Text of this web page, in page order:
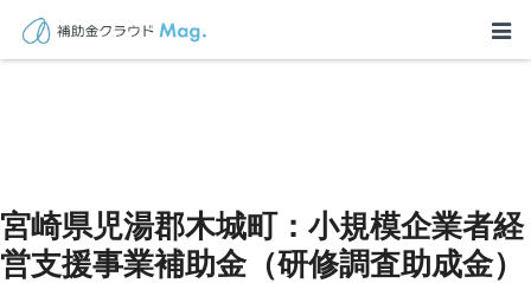
宮崎県児湯郡木城町：小規模企業者経
営支援事業補助金（研修調査助成金）